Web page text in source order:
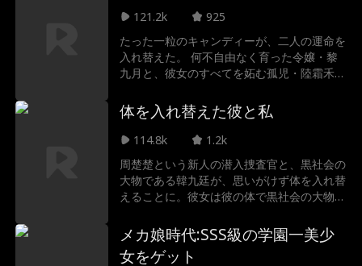
121.2k
925
たった一粒のキャンディーが、二人の運命を
入れ替えた。 何不自由なく育った令嬢・黎
九月と、彼女のすべてを妬む孤児・陸霜禾。
嘘。 失ったのは、身分と尊厳、そして自
由。 精神病院の鉄格子の中から、本当の自
分を取り戻すための壮絶な復讐劇が、今、始
体を入れ替えた彼と私
114.8k
1.2k
周楚楚という新人の潜入捜査官と、黒社会の
大物である韓九廷が、思いがけず体を入れ替
えることに。彼女は彼の体で黒社会の大物を
査を続けることに。二人は最初、お互いを裏
切り合い、嫌い合うものの、次第に力を合わ
せて事件を解決していく。緊迫した状況の中
メカ娘時代:SSS級の学園一美少
女をゲット